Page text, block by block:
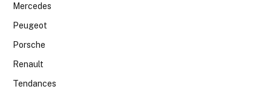
Mercedes
Peugeot
Porsche
Renault
Tendances